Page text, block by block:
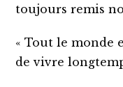
toujours remis
« Tout le monde
de vivre